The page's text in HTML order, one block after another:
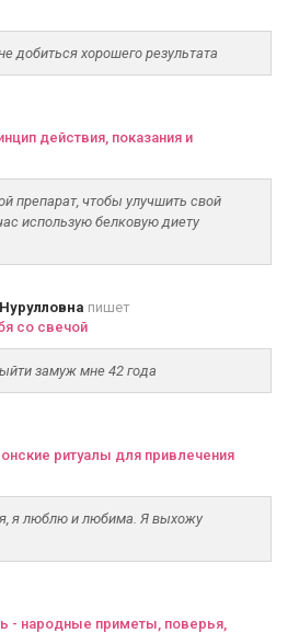
добиться хорошего результата
действия, показания и
препарат, чтобы улучшить свой
использую белковую диету
пишет
со свечой
замуж мне 42 года
ритуалы для привлечения
я люблю и любима. Я выхожу
- народные приметы, поверья,